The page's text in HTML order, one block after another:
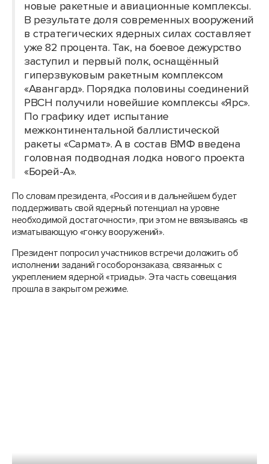
новые ракетные и авиационные комплексы.
В результате доля современных вооружений
в стратегических ядерных силах составляет
уже 82 процента. Так, на боевое дежурство
заступил и первый полк, оснащённый
гиперзвуковым ракетным комплексом
«Авангард». Порядка половины соединений
РВСН получили новейшие комплексы «Ярс».
По графику идет испытание
межконтинентальной баллистической
ракеты «Сармат». А в состав ВМФ введена
головная подводная лодка нового проекта
«Борей-А».
По словам президента, «Россия и в дальнейшем будет
поддерживать свой ядерный потенциал на уровне
необходимой достаточности», при этом не ввязываясь «в
изматывающую «гонку вооружений».
Президент попросил участников встречи доложить об
исполнении заданий гособоронзаказа, связанных с
укреплением ядерной «триады». Эта часть совещания
прошла в закрытом режиме.